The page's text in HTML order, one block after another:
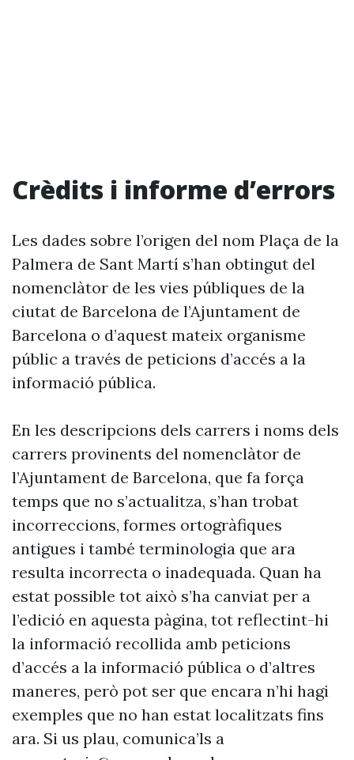
Crèdits i informe d’errors
Les dades sobre l’origen del nom Plaça de la
Palmera de Sant Martí s’han obtingut del
nomenclàtor de les vies públiques de la
ciutat de Barcelona de l’Ajuntament de
Barcelona o d’aquest mateix organisme
públic a través de peticions d’accés a la
informació pública.
En les descripcions dels carrers i noms dels
carrers provinents del nomenclàtor de
l’Ajuntament de Barcelona, que fa força
temps que no s’actualitza, s’han trobat
incorreccions, formes ortogràfiques
antigues i també terminologia que ara
resulta incorrecta o inadequada. Quan ha
estat possible tot això s’ha canviat per a
l’edició en aquesta pàgina, tot reflectint-hi
la informació recollida amb peticions
d’accés a la informació pública o d’altres
maneres, però pot ser que encara n’hi hagi
exemples que no han estat localitzats fins
ara. Si us plau, comunica’ls a